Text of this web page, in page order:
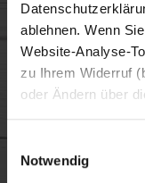
ablehnen. Wenn
Website-Analyse-
zu Ihrem Widerruf
oder Ändern über
Notwendig
werden.